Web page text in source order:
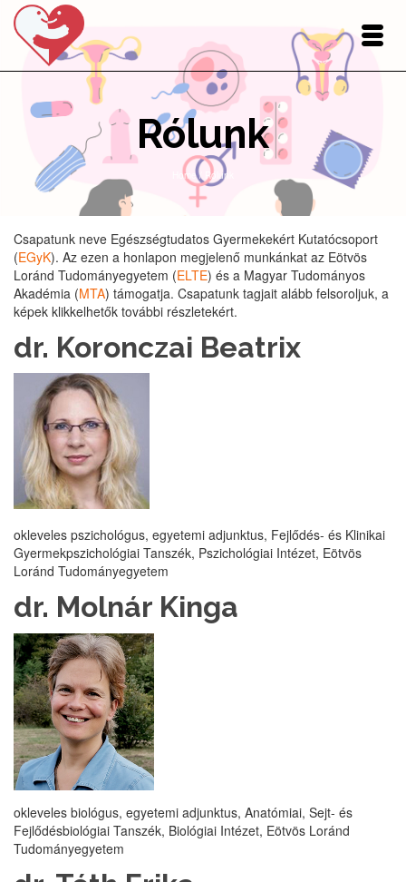
Rólunk
Home / Rólunk
Csapatunk neve Egészségtudatos Gyermekekért Kutatócsoport
(EGyK). Az ezen a honlapon megjelenő munkánkat az Eötvös
Loránd Tudományegyetem (ELTE) és a Magyar Tudományos
Akadémia (MTA) támogatja. Csapatunk tagjait alább felsoroljuk, a
képek klikkelhetők további részletekért.
dr. Koronczai Beatrix
okleveles pszichológus, egyetemi adjunktus, Fejlődés- és Klinikai
Gyermekpszichológiai Tanszék, Pszichológiai Intézet, Eötvös
Loránd Tudományegyetem
dr. Molnár Kinga
okleveles biológus, egyetemi adjunktus, Anatómiai, Sejt- és
Fejlődésbiológiai Tanszék, Biológiai Intézet, Eötvös Loránd
Tudományegyetem